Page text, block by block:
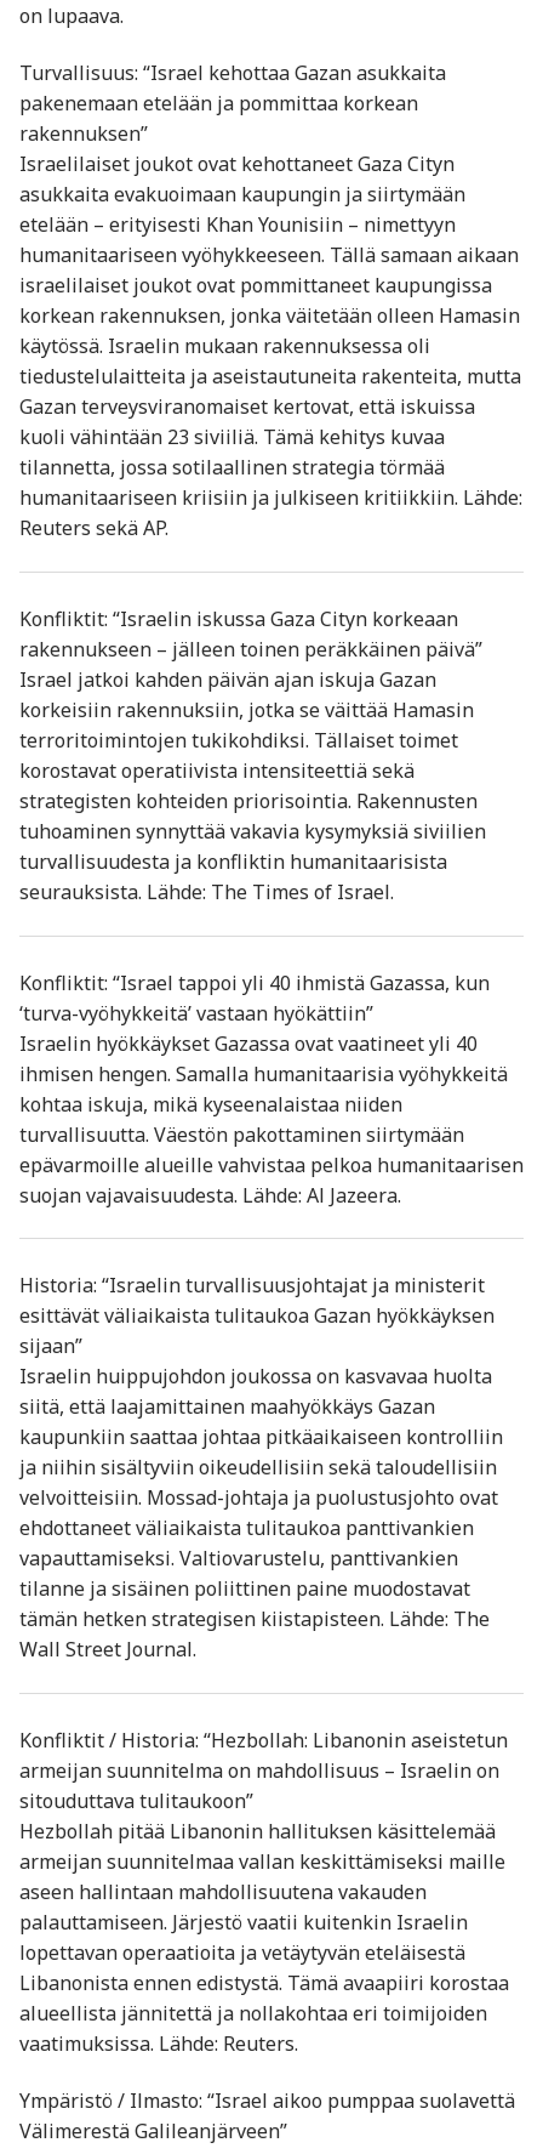
on lupaava.
Turvallisuus: “Israel kehottaa Gazan asukkaita
pakenemaan etelään ja pommittaa korkean
rakennuksen”
Israelilaiset joukot ovat kehottaneet Gaza Cityn
asukkaita evakuoimaan kaupungin ja siirtymään
etelään – erityisesti Khan Younisiin – nimettyyn
humanitaariseen vyöhykkeeseen. Tällä samaan aikaan
israelilaiset joukot ovat pommittaneet kaupungissa
korkean rakennuksen, jonka väitetään olleen Hamasin
käytössä. Israelin mukaan rakennuksessa oli
tiedustelulaitteita ja aseistautuneita rakenteita, mutta
Gazan terveysviranomaiset kertovat, että iskuissa
kuoli vähintään 23 siviiliä. Tämä kehitys kuvaa
tilannetta, jossa sotilaallinen strategia törmää
humanitaariseen kriisiin ja julkiseen kritiikkiin. Lähde:
Reuters sekä AP.
Konfliktit: “Israelin iskussa Gaza Cityn korkeaan
rakennukseen – jälleen toinen peräkkäinen päivä”
Israel jatkoi kahden päivän ajan iskuja Gazan
korkeisiin rakennuksiin, jotka se väittää Hamasin
terroritoimintojen tukikohdiksi. Tällaiset toimet
korostavat operatiivista intensiteettiä sekä
strategisten kohteiden priorisointia. Rakennusten
tuhoaminen synnyttää vakavia kysymyksiä siviilien
turvallisuudesta ja konfliktin humanitaarisista
seurauksista. Lähde: The Times of Israel.
Konfliktit: “Israel tappoi yli 40 ihmistä Gazassa, kun
‘turva-vyöhykkeitä’ vastaan hyökättiin”
Israelin hyökkäykset Gazassa ovat vaatineet yli 40
ihmisen hengen. Samalla humanitaarisia vyöhykkeitä
kohtaa iskuja, mikä kyseenalaistaa niiden
turvallisuutta. Väestön pakottaminen siirtymään
epävarmoille alueille vahvistaa pelkoa humanitaarisen
suojan vajavaisuudesta. Lähde: Al Jazeera.
Historia: “Israelin turvallisuusjohtajat ja ministerit
esittävät väliaikaista tulitaukoa Gazan hyökkäyksen
sijaan”
Israelin huippujohdon joukossa on kasvavaa huolta
siitä, että laajamittainen maahyökkäys Gazan
kaupunkiin saattaa johtaa pitkäaikaiseen kontrolliin
ja niihin sisältyviin oikeudellisiin sekä taloudellisiin
velvoitteisiin. Mossad-johtaja ja puolustusjohto ovat
ehdottaneet väliaikaista tulitaukoa panttivankien
vapauttamiseksi. Valtiovarustelu, panttivankien
tilanne ja sisäinen poliittinen paine muodostavat
tämän hetken strategisen kiistapisteen. Lähde: The
Wall Street Journal.
Konfliktit / Historia: “Hezbollah: Libanonin aseistetun
armeijan suunnitelma on mahdollisuus – Israelin on
sitouduttava tulitaukoon”
Hezbollah pitää Libanonin hallituksen käsittelemää
armeijan suunnitelmaa vallan keskittämiseksi maille
aseen hallintaan mahdollisuutena vakauden
palauttamiseen. Järjestö vaatii kuitenkin Israelin
lopettavan operaatioita ja vetäytyvän eteläisestä
Libanonista ennen edistystä. Tämä avaapiiri korostaa
alueellista jännitettä ja nollakohtaa eri toimijoiden
vaatimuksissa. Lähde: Reuters.
Ympäristö / Ilmasto: “Israel aikoo pumppaa suolavettä
Välimerestä Galileanjärveen”